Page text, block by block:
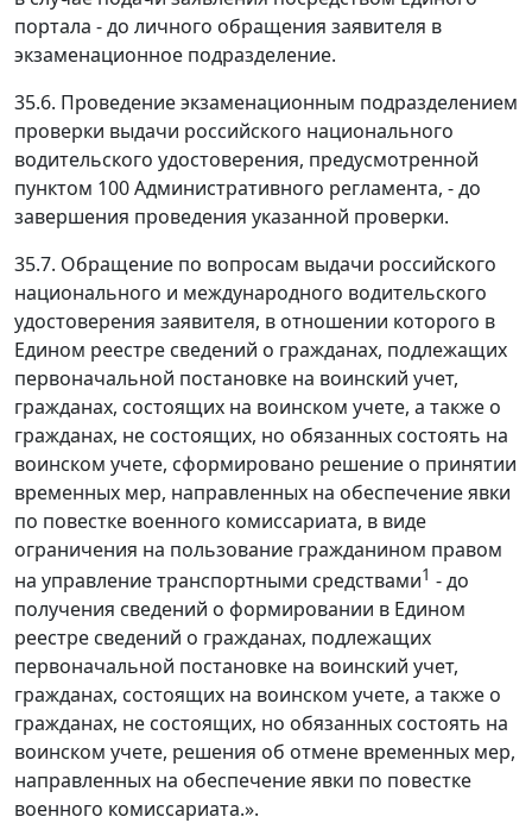
портала - до личного обращения заявителя в
экзаменационное подразделение.
35.6. Проведение экзаменационным подразделением
проверки выдачи российского национального
водительского удостоверения, предусмотренной
пунктом 100 Административного регламента, - до
завершения проведения указанной проверки.
35.7. Обращение по вопросам выдачи российского
национального и международного водительского
удостоверения заявителя, в отношении которого в
Едином реестре сведений о гражданах, подлежащих
первоначальной постановке на воинский учет,
гражданах, состоящих на воинском учете, а также о
гражданах, не состоящих, но обязанных состоять на
воинском учете, сформировано решение о принятии
временных мер, направленных на обеспечение явки
по повестке военного комиссариата, в виде
ограничения на пользование гражданином правом
на управление транспортными средствами1 - до
получения сведений о формировании в Едином
реестре сведений о гражданах, подлежащих
первоначальной постановке на воинский учет,
гражданах, состоящих на воинском учете, а также о
гражданах, не состоящих, но обязанных состоять на
воинском учете, решения об отмене временных мер,
направленных на обеспечение явки по повестке
военного комиссариата.».